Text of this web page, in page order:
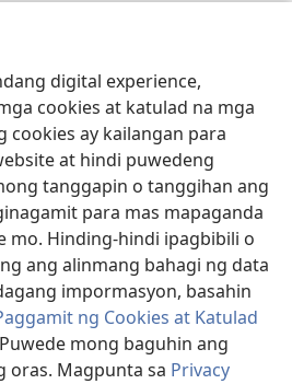
digital experience,
cookies at katulad na mga
cookies ay kailangan para
at hindi puwedeng
tanggapin o tanggihan ang
para mas mapaganda
mo. Hinding-hindi ipagbibili o
ang alinmang bahagi ng data
impormasyon, basahin
ng Cookies at Katulad
mong baguhin ang
oras. Magpunta sa Privacy